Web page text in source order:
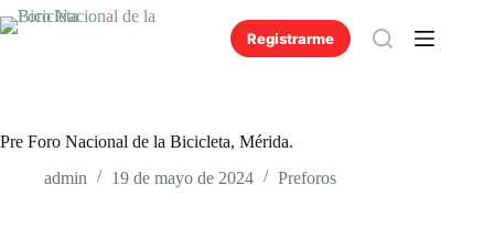
Saltar
al
Registrarme
Pre Foro Nacional de la Bicicleta, Mérida.
admin
19 de mayo de 2024 Preforos